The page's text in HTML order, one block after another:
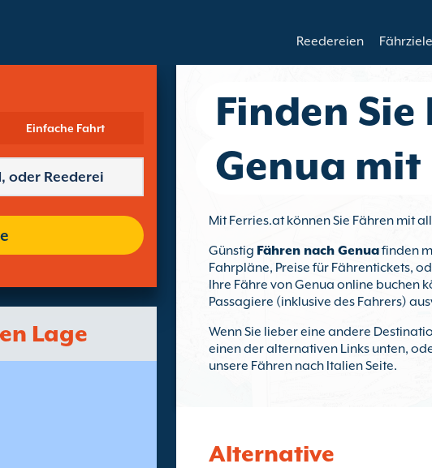
Reedereien Fährziele
Einfache Fahrt
Lage
Finden
Genua mit
Mit Ferries.at können Sie Fähren mit
Günstig Fähren nach Genuafinden
Fahrpläne, Preise für Fährentickets,
Ihre Fähre von Genua online buchen
Passagiere (inklusive des Fahrers)
Wenn Sie lieber eine andere
einen der alternativen Links unten,
unsere Fähren nach Italien Seite.
Alternative